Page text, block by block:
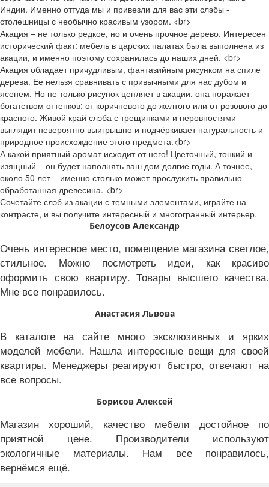
Индии. Именно оттуда мы и привезли для вас эти слэбы -
столешницы с необычно красивым узором. <br>
Акация – не только редкое, но и очень прочное дерево. Интересен
исторический факт: мебель в царских палатах была выполнена из
акации, и именно поэтому сохранилась до наших дней. <br>
Акация обладает причудливым, фантазийным рисунком на спиле
дерева. Ее нельзя сравнивать с привычными для нас дубом и
ясенем. Но не только рисунок цепляет в акации, она поражает
богатством оттенков: от коричневого до желтого или от розового до
красного. Живой край слэба с трещинками и неровностями
выглядит невероятно выигрышно и подчёркивает натуральность и
природное происхождение этого предмета.<br>
А какой приятный аромат исходит от него! Цветочный, тонкий и
изящный – он будет наполнять ваш дом долгие годы. А точнее,
около 50 лет – именно столько может прослужить правильно
обработанная древесина. <br>
Сочетайте слэб из акации с темными элементами, играйте на
контрасте, и вы получите интересный и многогранный интерьер.
Белоусов Александр
Очень интересное место, помещение магазина светлое,
стильное. Можно посмотреть идеи, как красиво
оформить свою квартиру. Товары высшего качества.
Мне все понравилось.
Анастасия Львова
В каталоге на сайте много эксклюзивных и ярких
моделей мебели. Нашла интересные вещи для своей
квартиры. Менеджеры реагируют быстро, отвечают на
все вопросы.
Борисов Алексей
Магазин хороший, качество мебели достойное по
приятной цене. Производители используют
экологичные материалы. Нам все понравилось,
вернёмся ещё.